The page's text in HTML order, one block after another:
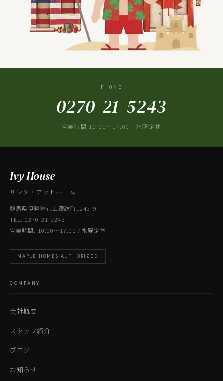
PHONE
0270-21-5243
営業時間 10:00〜17:00 水曜定休
Ivy House
サンタ・アットホーム
群馬県伊勢崎市上諏訪町1245-9
TEL: 0270-21-5243
営業時間: 10:00〜17:00 / 水曜定休
MAPLE HOMES AUTHORIZED
COMPANY
会社概要
スタッフ紹介
ブログ
お知らせ